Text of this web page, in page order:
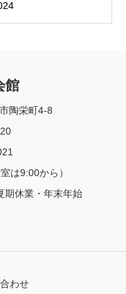
館
陶栄町4-8
は9:00から）
期休業・年末年始
わせ